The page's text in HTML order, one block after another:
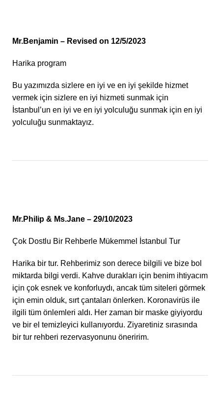
Mr.Benjamin – Revised on 12/5/2023
Harika program
Bu yazımızda sizlere en iyi ve en iyi şekilde hizmet
vermek için sizlere en iyi hizmeti sunmak için
İstanbul’un en iyi ve en iyi yolculuğu sunmak için en iyi
yolculuğu sunmaktayız.
Mr.Philip & Ms.Jane – 29/10/2023
Çok Dostlu Bir Rehberle Mükemmel İstanbul Tur
Harika bir tur. Rehberimiz son derece bilgili ve bize bol
miktarda bilgi verdi. Kahve durakları için benim ihtiyacım
için çok esnek ve konforluydı, ancak tüm siteleri görmek
için emin olduk, sırt çantaları önlerken. Koronavirüs ile
ilgili tüm önlemleri aldı. Her zaman bir maske giyiyordu
ve bir el temizleyici kullanıyordu. Ziyaretiniz sırasında
bir tur rehberi rezervasyonunu öneririm.